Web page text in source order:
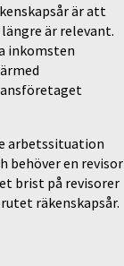
är att
är relevant.
inkomsten
arbetssituation
behöver en revisor
brist på revisorer
räkenskapsår.